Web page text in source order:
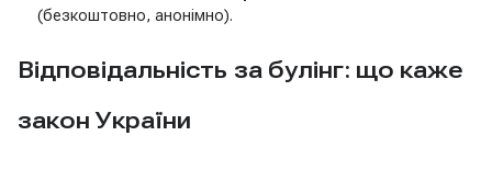
(безкоштовно, анонімно).
Відповідальність за булінг: що каже
закон України